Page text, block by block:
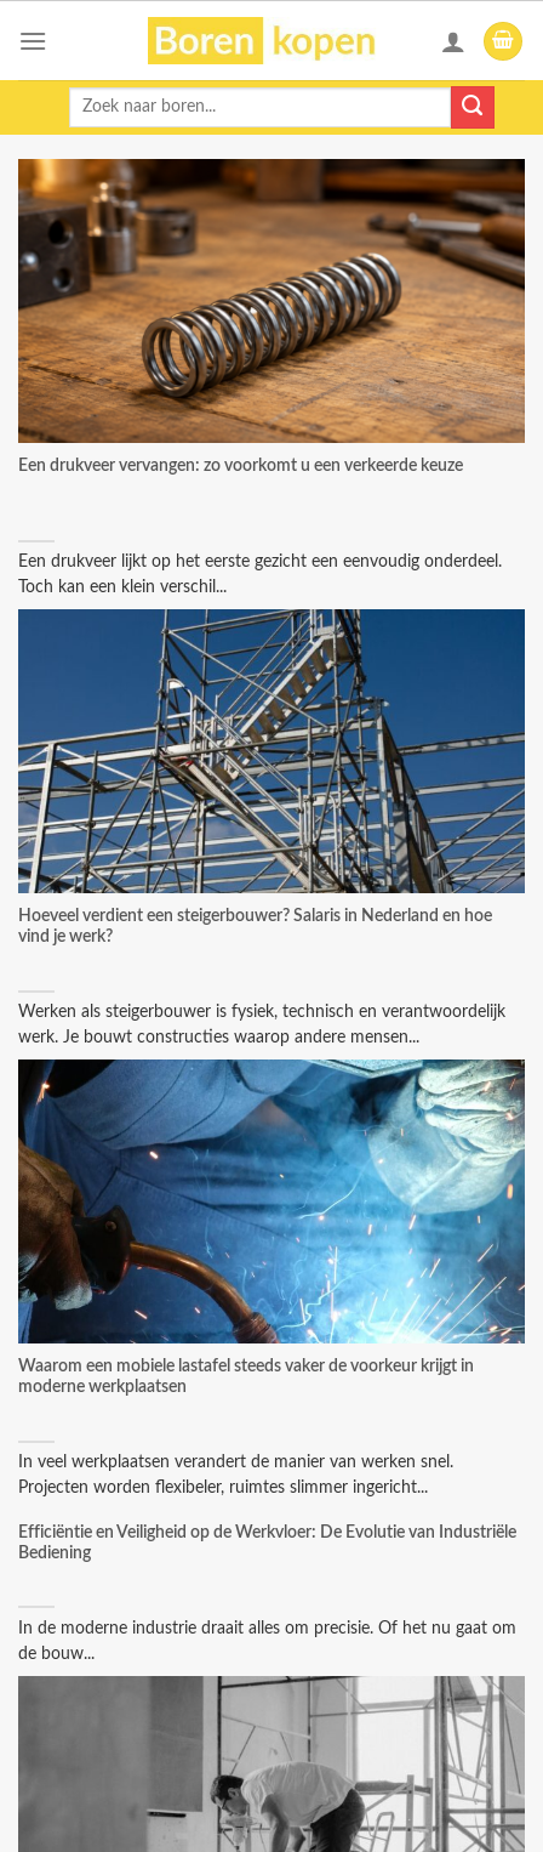
Zoeken
Een drukveer vervangen: zo voorkomt u een verkeerde keuze
Een drukveer lijkt op het eerste gezicht een eenvoudig onderdeel.
Toch kan een klein verschil...
Hoeveel verdient een steigerbouwer? Salaris in Nederland en hoe
vind je werk?
Werken als steigerbouwer is fysiek, technisch en verantwoordelijk
werk. Je bouwt constructies waarop andere mensen...
Waarom een mobiele lastafel steeds vaker de voorkeur krijgt in
moderne werkplaatsen
In veel werkplaatsen verandert de manier van werken snel.
Projecten worden flexibeler, ruimtes slimmer ingericht...
Efficiëntie en Veiligheid op de Werkvloer: De Evolutie van Industriële
Bediening
In de moderne industrie draait alles om precisie. Of het nu gaat om
de bouw...